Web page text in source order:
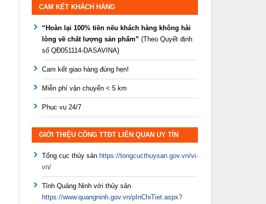
CAM KẾT KHÁCH HÀNG
“Hoàn lại 100% tiền nếu khách hàng không hài
lòng về chất lượng sản phẩm” (Theo Quyết định
số QĐ051114-DASAVINA)
Cam kết giao hàng đúng hẹn!
Miễn phí vận chuyển < 5 km
Phục vụ 24/7
GIỚI THIỆU CỔNG TTĐT LIÊN QUAN UY TÍN
Tổng cục thủy sản https://tongcucthuysan.gov.vn/vi-
vn/
Tỉnh Quảng Ninh với thủy sản
https://www.quangninh.gov.vn/pInChiTiet.aspx?